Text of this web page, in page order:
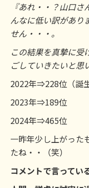
『あれ・・？山口
んなに低い訳があり
せん・・・。
この結果を真摯に受
ごしていきたいと思
2022年⇒228位（誕
2023年⇒189位
2024年⇒465位
一昨年少し上がった
たね・・（笑）
コメントで言ってい